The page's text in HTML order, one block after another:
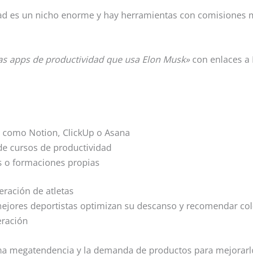
es un nicho enorme y hay herramientas con comisiones
apps de productividad que usa Elon Musk»con enlaces a
Notion, ClickUp o Asana
cursos de productividad
o formaciones propias
de atletas
deportistas optimizan su descanso y recomendar
megatendencia y la demanda de productos para